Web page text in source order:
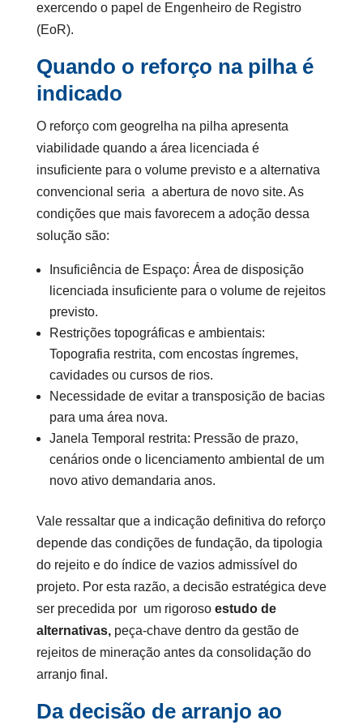
exercendo o papel de Engenheiro de Registro
(EoR).
Quando o reforço na pilha é
indicado
O reforço com geogrelha na pilha apresenta
viabilidade quando a área licenciada é
insuficiente para o volume previsto e a alternativa
convencional seria a abertura de novo site. As
condições que mais favorecem a adoção dessa
solução são:
Insuficiência de Espaço: Área de disposição
licenciada insuficiente para o volume de rejeitos
previsto.
Restrições topográficas e ambientais:
Topografia restrita, com encostas íngremes,
cavidades ou cursos de rios.
Necessidade de evitar a transposição de bacias
para uma área nova.
Janela Temporal restrita: Pressão de prazo,
cenários onde o licenciamento ambiental de um
novo ativo demandaria anos.
Vale ressaltar que a indicação definitiva do reforço
depende das condições de fundação, da tipologia
do rejeito e do índice de vazios admissível do
projeto. Por esta razão, a decisão estratégica deve
ser precedida por um rigoroso estudo de
alternativas, peça-chave dentro da gestão de
rejeitos de mineração antes da consolidação do
arranjo final.
Da decisão de arranjo ao